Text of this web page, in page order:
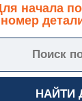
начала
номер